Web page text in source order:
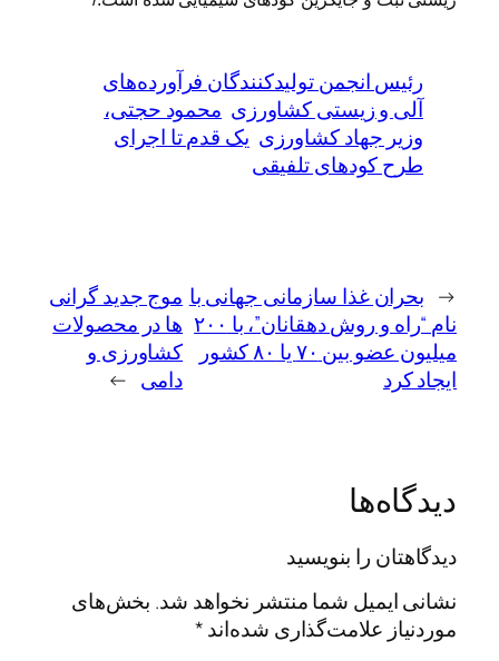
رئیس انجمن تولیدکنندگان فرآورده‌های
آلی و زیستی کشاورزی محمود حجتی،
وزیر جهاد کشاورزی یک قدم تا اجرای
طرح کودهای تلفیقی
← بحران غذا سازمانی جهانی با
نام “راه و روش دهقانان”، با ۲۰۰
میلیون عضو بین ۷۰ یا ۸۰ کشور
ایجاد کرد
موج جدید گرانی
ها در محصولات
کشاورزی و
دامی →
دیدگاه‌ها
دیدگاهتان را بنویسید
نشانی ایمیل شما منتشر نخواهد شد. بخش‌های
موردنیاز علامت‌گذاری شده‌اند*